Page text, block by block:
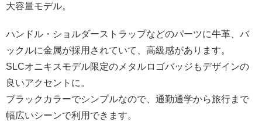
大容量モデル。
ハンドル・ショルダーストラップなどのパーツに牛革、バ
ックルに金属が採用されていて、高級感があります。
SLCオニキスモデル限定のメタルロゴバッジもデザインの
良いアクセントに。
ブラックカラーでシンプルなので、通勤通学から旅行まで
幅広いシーンで利用できます。